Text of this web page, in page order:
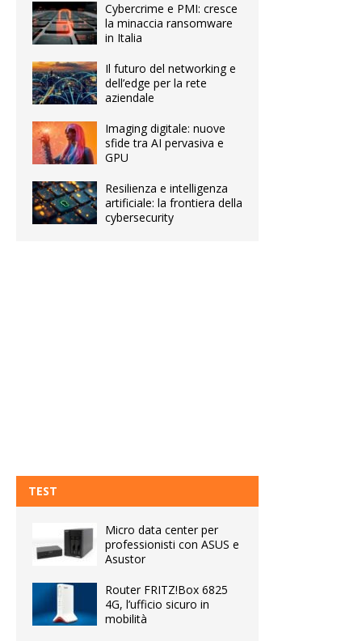
Cybercrime e PMI: cresce
la minaccia ransomware
in Italia
Il futuro del networking e
dell’edge per la rete
aziendale
Imaging digitale: nuove
sfide tra AI pervasiva e
GPU
Resilienza e intelligenza
artificiale: la frontiera della
cybersecurity
TEST
Micro data center per
professionisti con ASUS e
Asustor
Router FRITZ!Box 6825
4G, l’ufficio sicuro in
mobilità